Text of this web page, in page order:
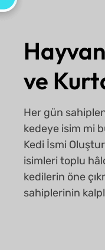
ve
Her gün
kedeye isim mi
Kedi İsmi
isimleri toplu
kedilerin öne
sahiplerinin